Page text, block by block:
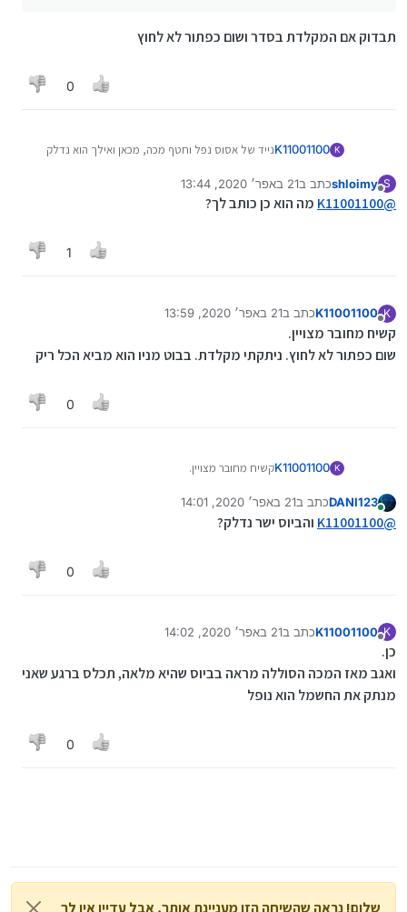
תבדוק אם המקלדת בסדר ושום כפתור לא לחוץ
0
K
K11001100נייד של אסוס נפל וחטף מכה, מכאן ואילך הוא נדלק
S
מנותק
shloimyכתב ב21 באפר׳ 2020, 13:44
נערך לאחרונה על ידי
@
K11001100 מה הוא כן כותב לך?
1
K
K11001100כתב ב21 באפר׳ 2020, 13:59
נערך לאחרונה על ידי K11001100
קשיח מחובר מצויין.
שום כפתור לא לחוץ. ניתקתי מקלדת. בבוט מניו הוא מביא הכל ריק
0
K
K11001100קשיח מחובר מצויין.
מביא הכל ריק
מחובר
DANI123כתב ב21 באפר׳ 2020, 14:01
נערך לאחרונה על ידי
@
K11001100 והביוס ישר נדלק?
0
K
K11001100כתב ב21 באפר׳ 2020, 14:02
נערך לאחרונה על ידי
כן.
ואגב מאז המכה הסוללה מראה בביוס שהיא מלאה, תכלס ברגע שאני
מנתק את החשמל הוא נופל
0